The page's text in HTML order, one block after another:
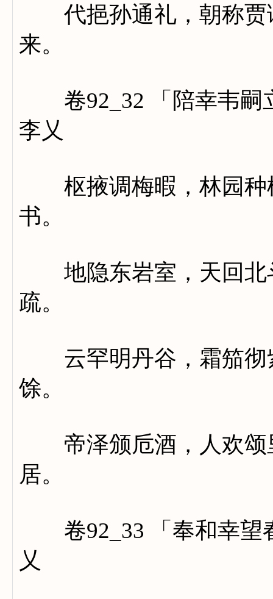
代挹孙通礼，朝称贾
来。
卷92_32 「陪幸韦嗣
李乂
枢掖调梅暇，林园种
书。
地隐东岩室，天回北
疏。
云罕明丹谷，霜笳彻
馀。
帝泽颁卮酒，人欢颂
居。
卷92_33 「奉和幸望
乂